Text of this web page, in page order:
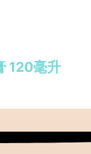
120毫升